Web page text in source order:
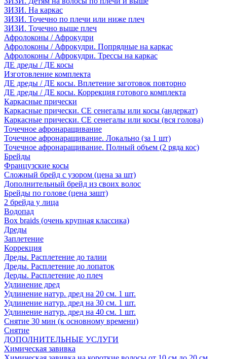
ЗИЗИ. На каркас
ЗИЗИ. Точечно по плечи или ниже плеч
ЗИЗИ. Точечно выше плеч
Афролоконы / Афрокудри
Афролоконы / Афрокудри. Попрядные на каркас
Афролоконы / Афрокудри. Трессы на каркас
ДЕ дреды / ДЕ косы
Изготовление комплекта
ДЕ дреды / ДЕ косы. Вплетение заготовок повторно
ДЕ дреды / ДЕ косы. Коррекция готового комплекта
Каркасные прически
Каркасные прически. СЕ сенегалы или косы (андеркат)
Каркасные прически. СЕ сенегалы или косы (вся голова)
Точечное афронаращивание
Точечное афронаращивание. Локально (за 1 шт)
Точечное афронаращивание. Полный объем (2 ряда кос)
Брейды
Французские косы
Сложный брейд с узором (цена за шт)
Дополнительный брейд из своих волос
Брейды по голове (цена зашт)
2 брейда у лица
Водопад
Box braids (очень крупная классика)
Дреды
Заплетение
Коррекция
Дреды. Расплетение до талии
Дреды. Расплетение до лопаток
Дерды. Расплетение до плеч
Удлинение дред
Удлинение натур. дред на 20 см. 1 шт.
Удлинение натур. дред на 30 см. 1 шт.
Удлинение натур. дред на 40 см. 1 шт.
Снятие 30 мин (к основному времени)
Снятие
ДОПОЛНИТЕЛЬНЫЕ УСЛУГИ
Химическая завивка